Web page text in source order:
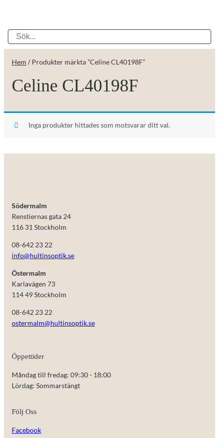
Hem / Produkter märkta ”Celine CL40198F”
Celine CL40198F
Inga produkter hittades som motsvarar ditt val.
Södermalm
Renstiernas gata 24
116 31 Stockholm
08-642 23 22
info@hultinsoptik.se
Östermalm
Karlavägen 73
114 49 Stockholm
08-642 23 22
ostermalm@hultinsoptik.se
Öppettider
Måndag till fredag: 09:30 - 18:00
Lördag: Sommarstängt
Följ Oss
Facebook
Nödvändiga
Dessa kakor
går inte att
för att
över huvud